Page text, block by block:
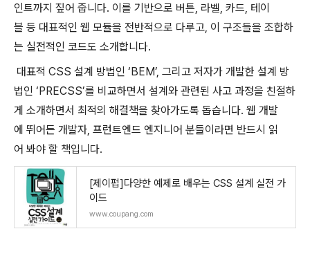
인트까지 짚어 줍니다. 이를 기반으로 버튼, 라벨, 카드, 테이
블 등 대표적인 웹 모듈을 전반적으로 다루고, 이 구조들을 조합하
는 실전적인 코드도 소개합니다.
대표적 CSS 설계 방법인 ‘BEM’, 그리고 저자가 개발한 설계 방
법인 ‘PRECSS’를 비교하면서 설계와 관련된 사고 과정을 친절하
게 소개하면서 최적의 해결책을 찾아가도록 돕습니다. 웹 개발
에 뛰어든 개발자, 프런트엔드 엔지니어 분들이라면 반드시 읽
어 봐야 할 책입니다.
[제이펍]다양한 예제로 배우는 CSS 설계 실전 가
이드
www.coupang.com